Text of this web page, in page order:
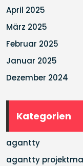
April 2025
März 2025
Februar 2025
Januar 2025
Dezember 2024
Kategorien
agantty
agantty